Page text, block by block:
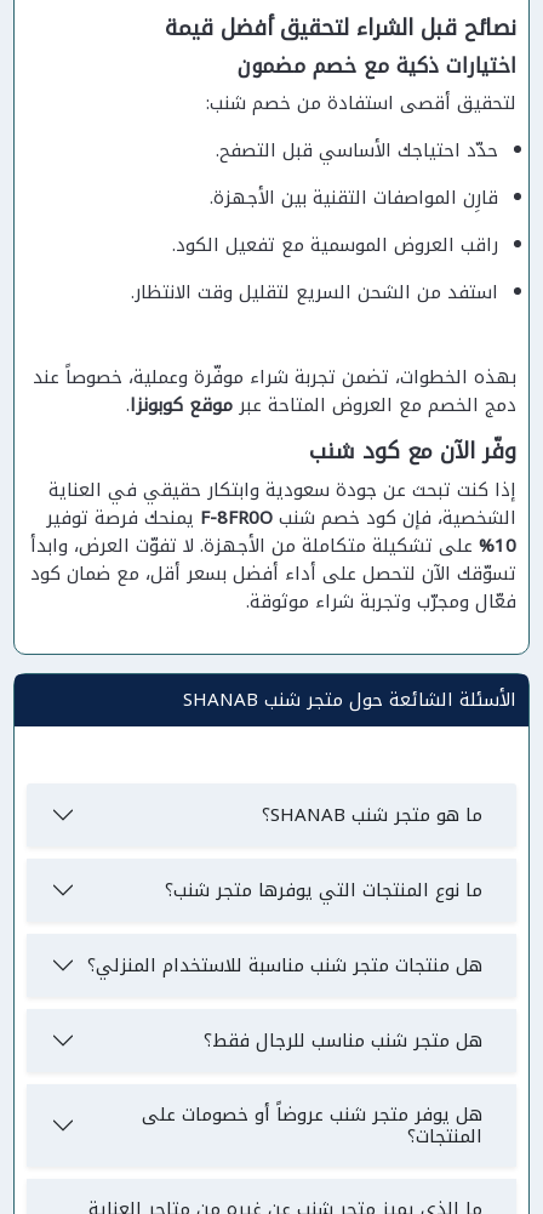
نصائح قبل الشراء لتحقيق أفضل قيمة
اختيارات ذكية مع خصم مضمون
لتحقيق أقصى استفادة من خصم شنب:
حدّد احتياجك الأساسي قبل التصفح.
قارِن المواصفات التقنية بين الأجهزة.
راقب العروض الموسمية مع تفعيل الكود.
استفد من الشحن السريع لتقليل وقت الانتظار.
بهذه الخطوات، تضمن تجربة شراء موفّرة وعملية، خصوصاً عند
دمج الخصم مع العروض المتاحة عبرموقع كوبونزا.
وفّر الآن مع كود شنب
إذا كنت تبحث عن جودة سعودية وابتكار حقيقي في العناية
الشخصية، فإن كود خصم شنبF-8FR0O يمنحك فرصة توفير
10%
على تشكيلة متكاملة من الأجهزة. لا تفوّت العرض، وابدأ
تسوّقك الآن لتحصل على أداء أفضل بسعر أقل، مع ضمان كود
فعّال ومجرّب وتجربة شراء موثوقة.
الأسئلة الشائعة حول متجر شنب SHANAB
ما هو متجر شنب SHANAB؟
ما نوع المنتجات التي يوفرها متجر شنب؟
هل منتجات متجر شنب مناسبة للاستخدام المنزلي؟
هل متجر شنب مناسب للرجال فقط؟
هل يوفر متجر شنب عروضاً أو خصومات على
المنتجات؟